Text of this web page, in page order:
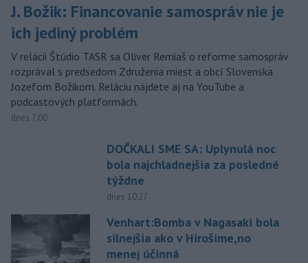
J. Božik: Financovanie samospráv nie je
ich jediný problém
V relácii Štúdio TASR sa Oliver Remiaš o reforme samospráv
rozprával s predsedom Združenia miest a obcí Slovenska
Jozefom Božikom. Reláciu nájdete aj na YouTube a
podcastových platformách.
dnes 7:00
DOČKALI SME SA: Uplynulá noc
bola najchladnejšia za posledné
týždne
dnes 10:27
Venhart:Bomba v Nagasaki bola
silnejšia ako v Hirošime,no
menej účinná